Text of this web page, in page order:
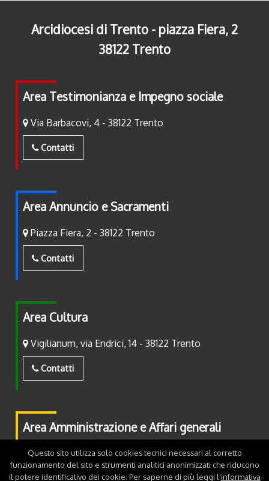
Arcidiocesi di Trento - piazza Fiera, 2
38122 Trento
Area Testimonianza e Impegno sociale
Via Barbacovi, 4 - 38122 Trento
Contatti
Area Annuncio e Sacramenti
Piazza Fiera, 2 - 38122 Trento
Contatti
Area Cultura
Vigilianum, via Endrici, 14 - 38122 Trento
Contatti
Area Amministrazione e Affari generali
Piazza Fiera, 2 - 38122 Trento
Contatti
Questo sito utilizza solo cookies tecnici necessari al corretto
funzionamento del sito e strumenti analitici anonimizzati che riducono
il potere identificativo dei cookie. Per saperne di più leggi l'informativa